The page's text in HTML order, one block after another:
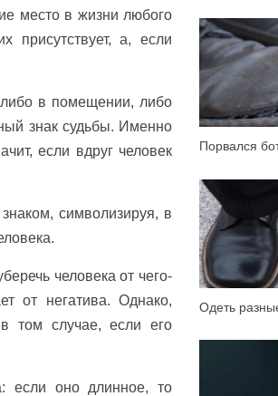
место в жизни любого
присутствует, а, если
либо в помещении, либо
знак судьбы. Именно
если вдруг человек
символизируя, в
человека от чего-
от негатива. Однако,
том случае, если его
если оно длинное, то
Порвался
Одеть